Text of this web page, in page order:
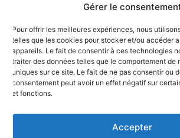
Gérer le
Pour offrir les meilleures expériences, nous
telles que les cookies pour stocker et/ou accéder
appareils. Le fait de consentir à ces technologies
traiter des données telles que le comportement de
uniques sur ce site. Le fait de ne pas consentir ou
consentement peut avoir un effet négatif sur
et fonctions.
Accepter
Mentions légales
André Maginot